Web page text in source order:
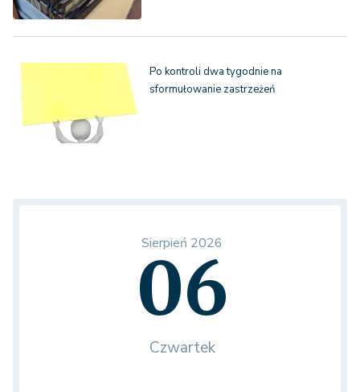
Po kontroli dwa tygodnie na
sformułowanie zastrzeżeń
Sierpień 2026
06
Czwartek